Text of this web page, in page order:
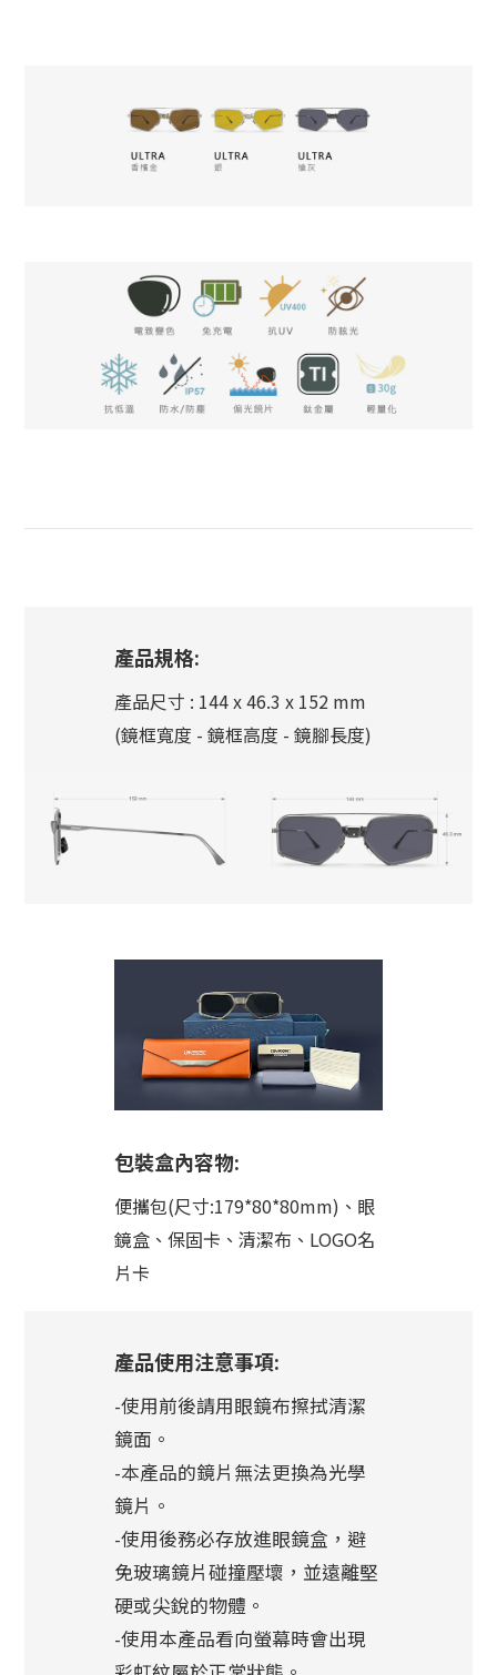
產品規格:
產品尺寸 : 144 x 46.3 x 152 mm
(鏡框寬度 - 鏡框高度 - 鏡腳長度)
包裝盒內容物:
便攜包(尺寸:179*80*80mm)、眼
鏡盒、保固卡、清潔布、LOGO名
片卡
產品使用注意事項:
-使用前後請用眼鏡布擦拭清潔
鏡面。
-本產品的鏡片無法更換為光學
鏡片。
-使用後務必存放進眼鏡盒，避
免玻璃鏡片碰撞壓壞，並遠離堅
硬或尖銳的物體。
-使用本產品看向螢幕時會出現